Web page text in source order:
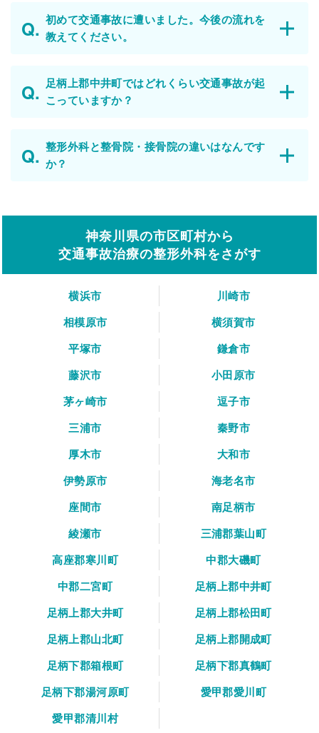
初めて交通事故に遭いました。今後の流れを
教えてください。
足柄上郡中井町ではどれくらい交通事故が起
こっていますか？
整形外科と整骨院・接骨院の違いはなんです
か？
神奈川県の市区町村から
交通事故治療の整形外科をさがす
横浜市
川崎市
相模原市
横須賀市
平塚市
鎌倉市
藤沢市
小田原市
茅ヶ崎市
逗子市
三浦市
秦野市
厚木市
大和市
伊勢原市
海老名市
座間市
南足柄市
綾瀬市
三浦郡葉山町
高座郡寒川町
中郡大磯町
中郡二宮町
足柄上郡中井町
足柄上郡大井町
足柄上郡松田町
足柄上郡山北町
足柄上郡開成町
足柄下郡箱根町
足柄下郡真鶴町
足柄下郡湯河原町
愛甲郡愛川町
愛甲郡清川村